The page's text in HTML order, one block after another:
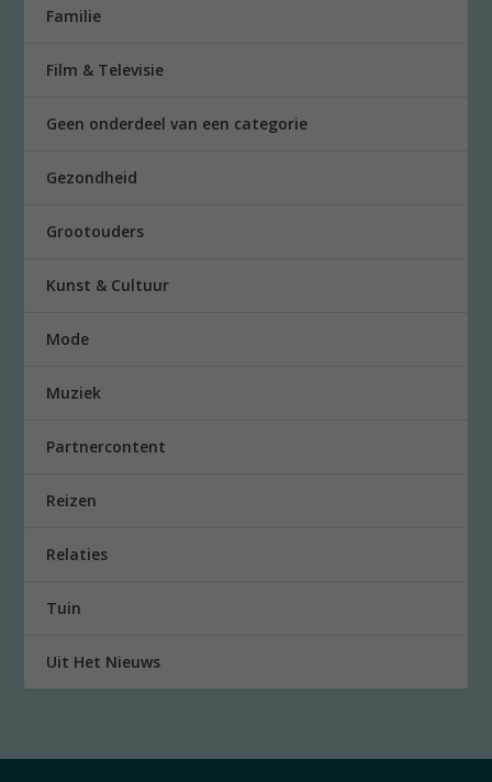
Familie
Film & Televisie
Geen onderdeel van een categorie
Gezondheid
Grootouders
Kunst & Cultuur
Mode
Muziek
Partnercontent
Reizen
Relaties
Tuin
Uit Het Nieuws